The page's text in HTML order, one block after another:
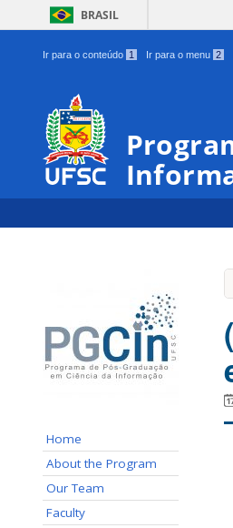
BRASIL
Ir para o conteúdo 1 Ir para o menu 2
Home
About the Program
Our Team
Faculty